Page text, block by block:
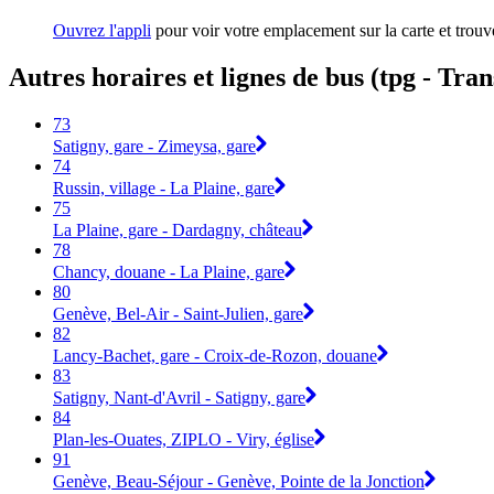
Ouvrez l'appli pour voir votre emplacement sur la carte et
Autres horaires et lignes de bus (tpg -
73
Satigny, gare - Zimeysa, gare
74
Russin, village - La Plaine, gare
75
La Plaine, gare - Dardagny, château
78
Chancy, douane - La Plaine, gare
80
Genève, Bel-Air - Saint-Julien, gare
82
Lancy-Bachet, gare - Croix-de-Rozon, douane
83
Satigny, Nant-d'Avril - Satigny, gare
84
Plan-les-Ouates, ZIPLO - Viry, église
91
Genève, Beau-Séjour - Genève, Pointe de la Jonction